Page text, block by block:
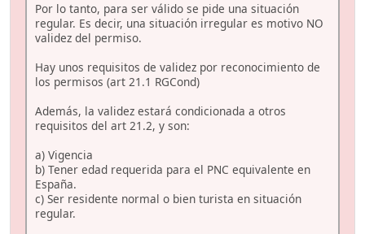
Por lo tanto, para ser válido se pide una situación
regular. Es decir, una situación irregular es motivo NO
validez del permiso.
Hay unos requisitos de validez por reconocimiento de
los permisos (art 21.1 RGCond)
Además, la validez estará condicionada a otros
requisitos del art 21.2, y son:
a) Vigencia
b) Tener edad requerida para el PNC equivalente en
España.
c) Ser residente normal o bien turista en situación
regular.